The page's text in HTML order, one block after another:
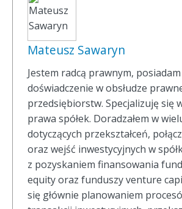
Mateusz Sawaryn
Jestem radcą prawnym,
doświadczenie w obsłudze
przedsiębiorstw. Specjalizuję się
prawa spółek. Doradzałem w
dotyczących przekształceń,
oraz wejść inwestycyjnych w
z pozyskaniem finansowania
equity oraz funduszy venture
się głównie planowaniem